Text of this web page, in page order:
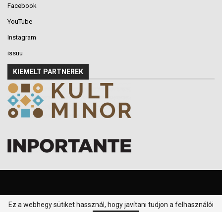
Facebook
YouTube
Instagram
issuu
KIEMELT PARTNEREK
© 2016-2026 - Klikk P.T. - Minden jog fenntartva.
Ez a webhegy sütiket hassznál, hogy javítani tudjon a felhasználói